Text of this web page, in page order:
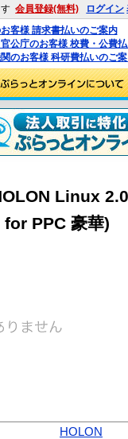
会員登録(無料) ログイン
客様 請求書払いのご案内
公庁のお客様 校費・公費
のお客様 科研費払いのご
Linux
PPC 豪華)
HOLON